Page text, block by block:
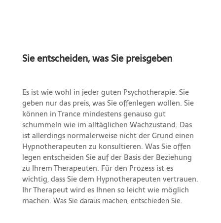
Sie entscheiden, was Sie preisgeben
Es ist wie wohl in jeder guten Psychotherapie. Sie
geben nur das preis, was Sie offenlegen wollen. Sie
können in Trance mindestens genauso gut
schummeln wie im alltäglichen Wachzustand. Das
ist allerdings normalerweise nicht der Grund einen
Hypnotherapeuten zu konsultieren. Was Sie offen
legen entscheiden Sie auf der Basis der Beziehung
zu Ihrem Therapeuten. Für den Prozess ist es
wichtig, dass Sie dem Hypnotherapeuten vertrauen.
Ihr Therapeut wird es Ihnen so leicht wie möglich
machen. Was Sie daraus machen, entschieden Sie.